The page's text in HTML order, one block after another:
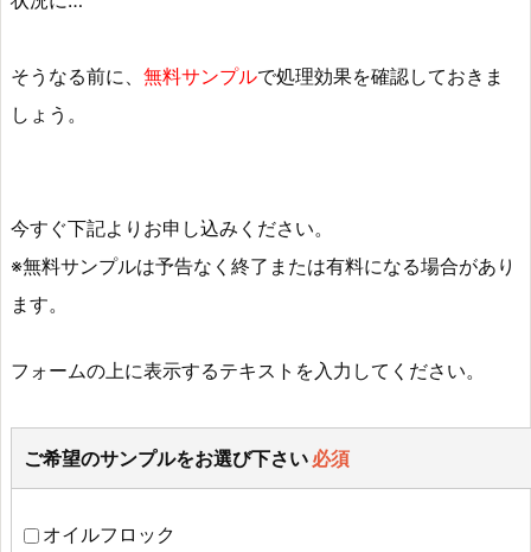
そうなる前に、 無料サンプルで処理効果を確認しておきま
しょう。
今すぐ下記よりお申し込みください。
※無料サンプルは予告なく終了または有料になる場合があり
ます。
フォームの上に表示するテキストを入力してください。
ご希望のサンプルをお選び下さい 必須
オイルフロック